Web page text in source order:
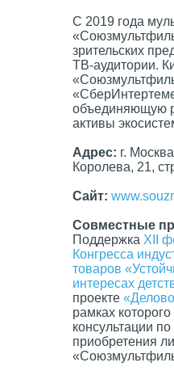
С 2019 года
зрительских
ТВ-аудитории.
объединяющую
активы
Адрес: г.
Королева, 21,
Сайт:
Совместные
Поддержка XII
Конгресса
товаров
интересах
проекте
рамках
консультации
приобретения